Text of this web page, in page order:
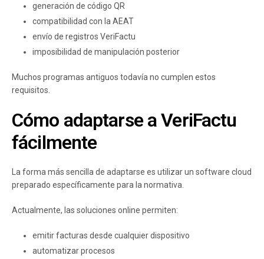
generación de código QR
compatibilidad con la AEAT
envío de registros VeriFactu
imposibilidad de manipulación posterior
Muchos programas antiguos todavía no cumplen estos
requisitos.
Cómo adaptarse a VeriFactu
fácilmente
La forma más sencilla de adaptarse es utilizar un software cloud
preparado específicamente para la normativa.
Actualmente, las soluciones online permiten:
emitir facturas desde cualquier dispositivo
automatizar procesos